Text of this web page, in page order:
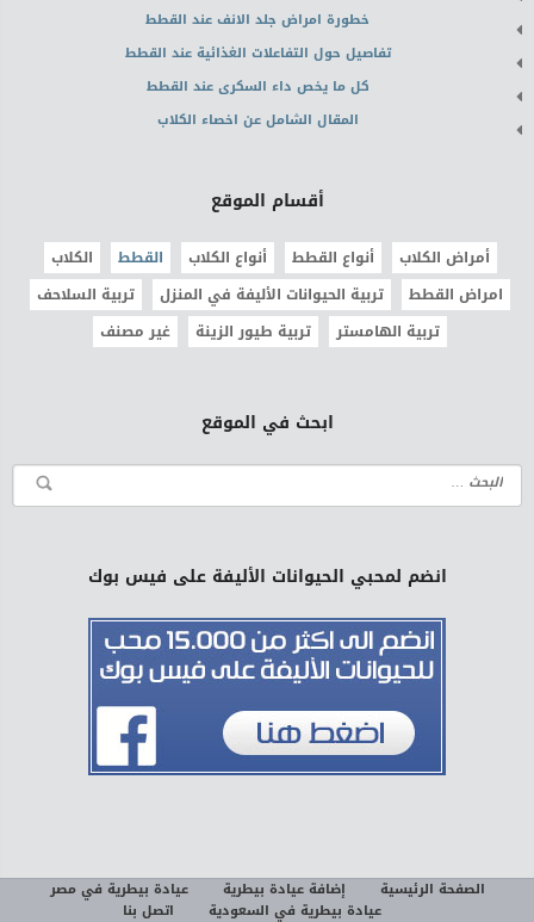
خطورة امراض جلد الانف عند القطط
تفاصيل حول التفاعلات الغذائية عند القطط
كل ما يخص داء السكرى عند القطط
المقال الشامل عن اخصاء الكلاب
أقسام الموقع
أمراض الكلاب أنواع القطط أنواع الكلاب القطط
الكلاب
امراض القطط
تربية الحيوانات الأليفة في المنزل
تربية السلاحف
تربية الهامستر
تربية طيور الزينة غير مصنف
ابحث في الموقع
انضم لمحبي الحيوانات الأليفة على فيس بوك
الصفحة الرئيسية إضافة عيادة بيطرية
عيادة بيطرية في مصر
عيادة بيطرية في السعودية
اتصل بنا